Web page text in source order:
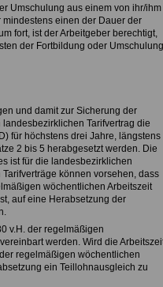
Umschulung aus einem von ihr/ihm
einen der Dauer der
fort, ist der Arbeitgeber berechtigt,
der Fortbildung oder Umschulung
und damit zur Sicherung der
Tarifvertrag die
für höchstens drei Jahre, längstens
2 bis 5 herabgesetzt werden. Die
ist für die landesbezirklichen
können vorsehen, dass
wöchentlichen Arbeitszeit
auf eine Herabsetzung der
v.H. der regelmäßigen
werden. Wird die
regelmäßigen wöchentlichen
ein Teillohnausgleich zu